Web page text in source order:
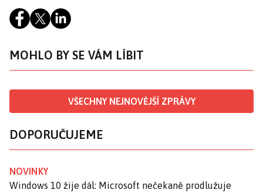
MOHLO BY SE VÁM LÍBIT
VŠECHNY NEJNOVĚJŠÍ ZPRÁVY
DOPORUČUJEME
NOVINKY
Windows 10 žije dál: Microsoft nečekaně prodlužuje